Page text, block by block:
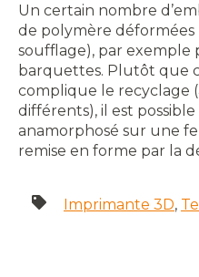
Un certain nombre
de polymère
soufflage), par exemple
barquettes. Plutôt que
complique le recyclage
différents), il est
anamorphosé sur une
remise en forme par la
Imprimante 3D,